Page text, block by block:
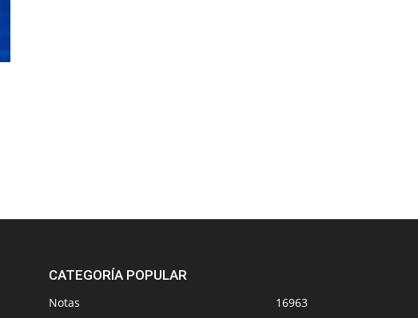
CATEGORÍA POPULAR
Notas 16963